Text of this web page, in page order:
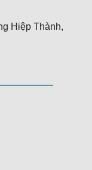
Hiệp Thành,